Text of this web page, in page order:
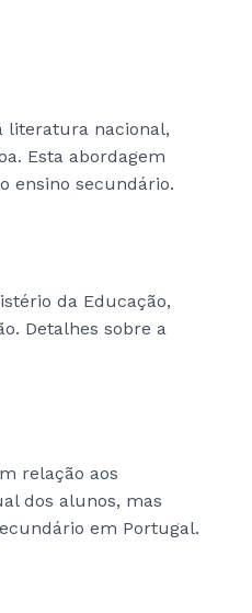
literatura nacional,
Esta abordagem
ensino secundário.
da Educação,
Detalhes sobre a
relação aos
dos alunos, mas
em Portugal.